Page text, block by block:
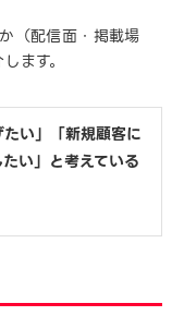
（配信面・掲載場
ます。
たい」「新規顧客に
い」と考えている